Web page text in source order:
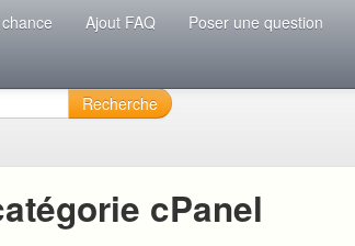
Ajout FAQ Poser une question
Recherche
cPanel